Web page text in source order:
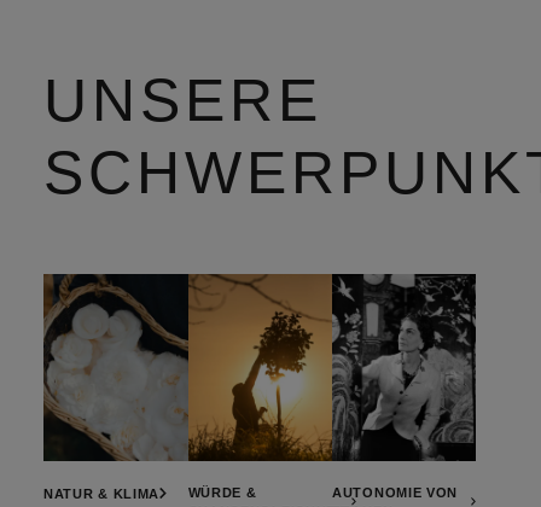
UNSERE
NATUR & KLIMA
WÜRDE &
AUTONOMIE VON